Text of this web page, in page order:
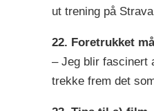
ut trening på
22. Foretrukket
– Jeg blir fascinert
trekke frem det